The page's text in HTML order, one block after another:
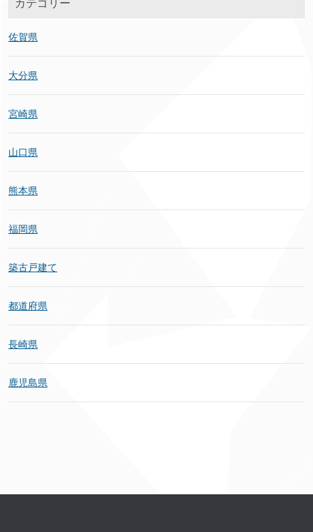
カテゴリー
佐賀県
大分県
宮崎県
山口県
熊本県
福岡県
築古戸建て
都道府県
長崎県
鹿児島県